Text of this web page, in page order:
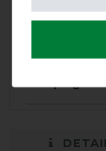
im Angebot).